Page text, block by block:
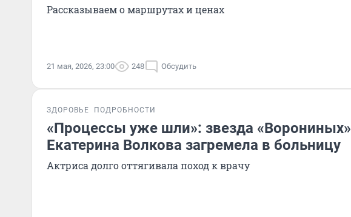
Рассказываем о маршрутах и ценах
21 мая, 2026, 23:00 248 Обсудить
ЗДОРОВЬЕ ПОДРОБНОСТИ
«Процессы уже шли»: звезда «Ворониных»
Екатерина Волкова загремела в больницу
Актриса долго оттягивала поход к врачу